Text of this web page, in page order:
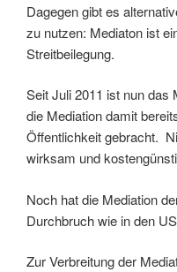
Dagegen gibt es
zu nutzen: Mediaton ist
Streitbeilegung.
Seit Juli 2011 ist nun das
die Mediation damit
Öffentlichkeit gebracht.
wirksam und
Noch hat die Mediation
Durchbruch wie in den
Zur Verbreitung der